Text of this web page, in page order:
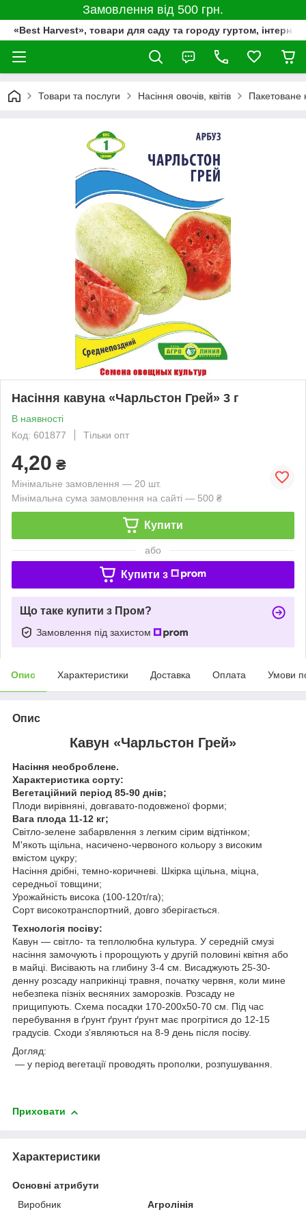
Замовлення від 500 грн.
«Best Harvest», товари для саду та городу гуртом,
Товари та послуги Насіння овочів, квітів Пакетоване
Насіння кавуна «Чарльстон Грей» 3 г
В наявності
Код: 601877
Тільки опт
4,20 ₴
Мінімальне замовлення — 20 шт.
Мінімальна сума замовлення на сайті — 500 ₴
Купити
або
Купити з
Що таке купити з Пром?
Замовлення під захистом
Опис Характеристики Доставка Оплата Умови
Опис
Кавун «Чарльстон Грей»
Насіння необроблене.
Характеристика сорту:
Вегетаційний період 85-90 днів;
Плоди вирівняні, довгавато-подовженої форми;
Вага плода 11-12 кг;
Світло-зелене забарвлення з легким сірим відтінком;
М'якоть щільна, насичено-червоного кольору з високим
вмістом цукру;
Насіння дрібні, темно-коричневі. Шкірка щільна, міцна,
середньої товщини;
Урожайність висока (100-120т/га);
Сорт високотранспортний, довго зберігається.
Технологія посіву:
Кавун — світло- та теплолюбна культура. У середній смузі
насіння замочують і пророщують у другій половині квітня або
в майці. Висівають на глибину 3-4 см. Висаджують 25-30-
денну розсаду наприкінці травня, початку червня, коли мине
небезпека пізніх весняних заморозків. Розсаду не
прищипують. Схема посадки 170-200х50-70 см. Під час
перебування в ґрунт ґрунт ґрунт має прогрітися до 12-15
градусів. Сходи з'являються на 8-9 день після посіву.
Догляд:
— у період вегетації проводять прополки, розпушування.
Приховати
Характеристики
Основні атрибути
Виробник
Агролінія